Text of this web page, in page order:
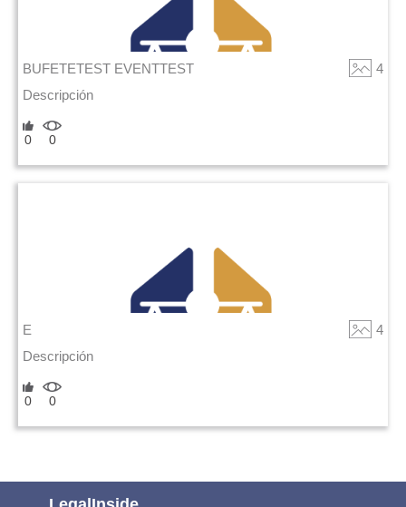
BUFETETEST EVENTTEST
4
Descripción
0 0
E
4
Descripción
0 0